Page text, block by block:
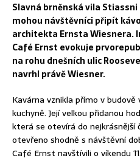
Slavná brněnská vila
mohou návštěvníci připít
architekta Ernsta Wiesnera.
Café Ernst evokuje
na rohu dnešních ulic
navrhl právě Wiesner.
Kavárna vznikla přímo v
kuchyně. Její velkou přidanou
která se otevírá do nejkrásnější
otevřeno shodně s návštěvní
Café Ernst navštívili o víkendu